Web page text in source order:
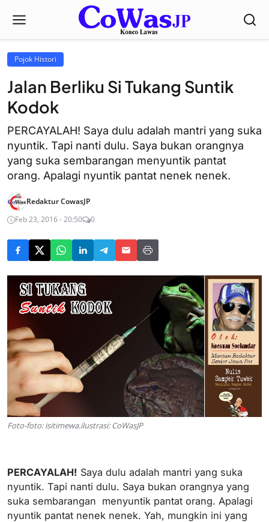
Pojok Histori
Jalan Berliku Si Tukang Suntik
Kodok
PERCAYALAH! Saya dulu adalah mantri yang suka
nyuntik. Tapi nanti dulu. Saya bukan orangnya
yang suka sembarangan menyuntik pantat
orang. Apalagi nyuntik pantat nenek nenek.
Redaktur CowasJP
Feb 23, 2016 - 20:50
0
Foto-foto: isitimewa.ilustrasi: CoWasJP
PERCAYALAH! Saya dulu adalah mantri yang suka
nyuntik. Tapi nanti dulu. Saya bukan orangnya yang
suka sembarangan menyuntik pantat orang. Apalagi
nyuntik pantat nenek nenek. Yah, mungkin ini yang